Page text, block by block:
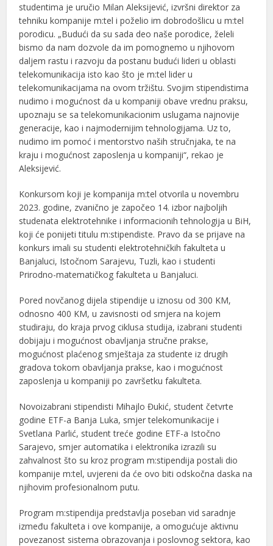
studentima je uručio Milan Aleksijević, izvršni direktor za
tehniku kompanije m:tel i poželio im dobrodošlicu u m:tel
porodicu. „Budući da su sada deo naše porodice, želeli
bismo da nam dozvole da im pomognemo u njihovom
daljem rastu i razvoju da postanu budući lideri u oblasti
telekomunikacija isto kao što je m:tel lider u
telekomunikacijama na ovom tržištu. Svojim stipendistima
nudimo i mogućnost da u kompaniji obave vrednu praksu,
upoznaju se sa telekomunikacionim uslugama najnovije
generacije, kao i najmodernijim tehnologijama. Uz to,
nudimo im pomoć i mentorstvo naših stručnjaka, te na
kraju i mogućnost zaposlenja u kompaniji“, rekao je
Aleksijević.
Konkursom koji je kompanija m:tel otvorila u novembru
2023. godine, zvanično je započeo 14. izbor najboljih
studenata elektrotehnike i informacionih tehnologija u BiH,
koji će ponijeti titulu m:stipendiste. Pravo da se prijave na
konkurs imali su studenti elektrotehničkih fakulteta u
Banjaluci, Istočnom Sarajevu, Tuzli, kao i studenti
Prirodno-matematičkog fakulteta u Banjaluci.
Pored novčanog dijela stipendije u iznosu od 300 KM,
odnosno 400 KM, u zavisnosti od smjera na kojem
studiraju, do kraja prvog ciklusa studija, izabrani studenti
dobijaju i mogućnost obavljanja stručne prakse,
mogućnost plaćenog smještaja za studente iz drugih
gradova tokom obavljanja prakse, kao i mogućnost
zaposlenja u kompaniji po završetku fakulteta.
Novoizabrani stipendisti Mihajlo Đukić, student četvrte
godine ETF-a Banja Luka, smjer telekomunikacije i
Svetlana Parlić, student treće godine ETF-a Istočno
Sarajevo, smjer automatika i elektronika izrazili su
zahvalnost što su kroz program m:stipendija postali dio
kompanije m:tel, uvjereni da će ovo biti odskočna daska na
njihovim profesionalnom putu.
Program m:stipendija predstavlja poseban vid saradnje
između fakulteta i ove kompanije, a omogućuje aktivnu
povezanost sistema obrazovanja i poslovnog sektora, kao